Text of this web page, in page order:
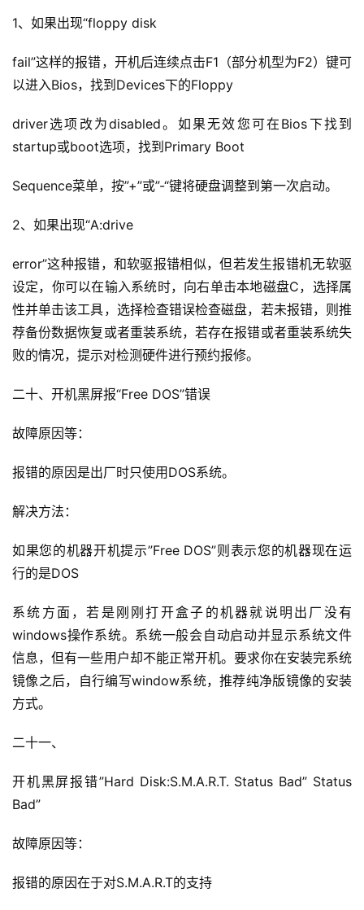
1、如果出现“floppy disk
fail”这样的报错，开机后连续点击F1（部分机型为F2）键可
以进入Bios，找到Devices下的Floppy
driver选项改为disabled。 如果无效您可在Bios下找到
startup或boot选项，找到Primary Boot
Sequence菜单，按”+”或”-“键将硬盘调整到第一次启动。
2、如果出现“A:drive
error”这种报错，和软驱报错相似，但若发生报错机无软驱
设定，你可以在输入系统时，向右单击本地磁盘C，选择属
性并单击该工具，选择检查错误检查磁盘，若未报错，则推
荐备份数据恢复或者重装系统，若存在报错或者重装系统失
败的情况，提示对检测硬件进行预约报修。
二十、开机黑屏报“Free DOS”错误
故障原因等：
报错的原因是出厂时只使用DOS系统。
解决方法：
如果您的机器开机提示”Free DOS”则表示您的机器现在运
行的是DOS
系统方面，若是刚刚打开盒子的机器就说明出厂没有
windows操作系统。 系统一般会自动启动并显示系统文件
信息，但有一些用户却不能正常开机。要求你在安装完系统
镜像之后，自行编写window系统，推荐纯净版镜像的安装
方式。
二十一、
开机黑屏报错”Hard Disk:S.M.A.R.T. Status Bad” Status
Bad”
故障原因等：
报错的原因在于对S.M.A.R.T的支持